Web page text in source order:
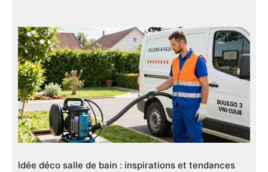
Idée déco salle de bain : inspirations et tendances